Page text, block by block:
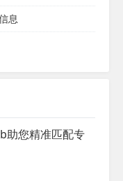
息
助您精准匹配专